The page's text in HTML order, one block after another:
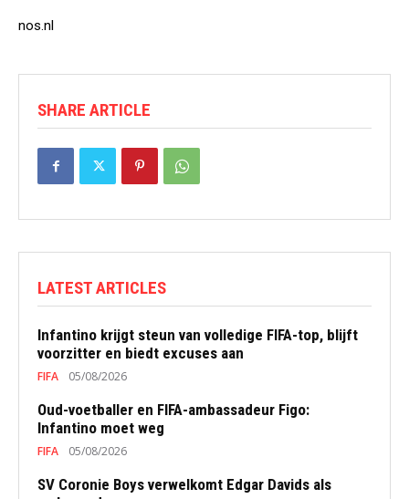
nos.nl
SHARE ARTICLE
LATEST ARTICLES
Infantino krijgt steun van volledige FIFA-top, blijft
voorzitter en biedt excuses aan
FIFA 05/08/2026
Oud-voetballer en FIFA-ambassadeur Figo:
Infantino moet weg
FIFA 05/08/2026
SV Coronie Boys verwelkomt Edgar Davids als